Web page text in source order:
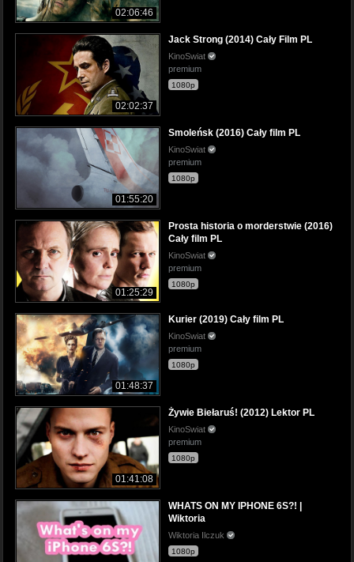
02:06:46
02:02:37
Jack Strong (2014) Cały Film PL
KinoSwiat
premium
1080p
01:55:20
Smoleńsk (2016) Cały film PL
KinoSwiat
premium
1080p
01:25:29
Prosta historia o morderstwie (2016)
Cały film PL
KinoSwiat
premium
1080p
01:48:37
Kurier (2019) Cały film PL
KinoSwiat
premium
1080p
01:41:08
Żywie Biełaruś! (2012) Lektor PL
KinoSwiat
premium
1080p
WHATS ON MY IPHONE 6S?! |
Wiktoria
Wiktoria Ilczuk
1080p